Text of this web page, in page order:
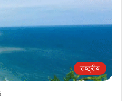
राष्ट्रीय